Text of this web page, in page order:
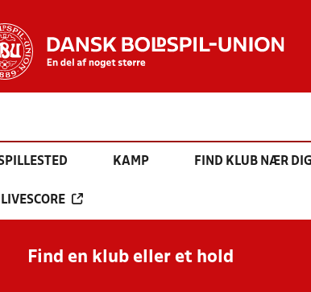
KAMP FIND KLUB NÆR DIG
LIVESCORE
Find en klub eller et hold